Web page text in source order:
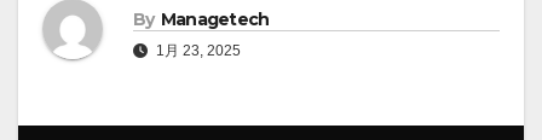
By Managetech
1月 23, 2025